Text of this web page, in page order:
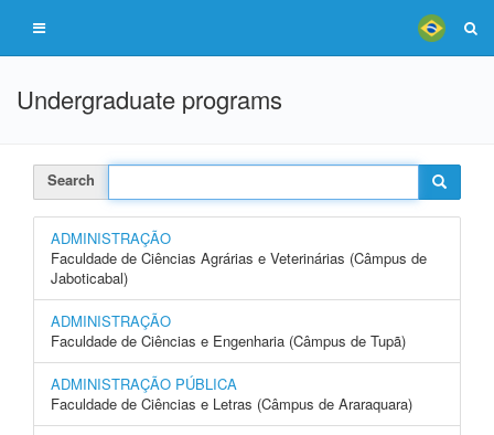
Undergraduate programs
Search
ADMINISTRAÇÃO
Faculdade de Ciências Agrárias e Veterinárias (Câmpus de
Jaboticabal)
ADMINISTRAÇÃO
Faculdade de Ciências e Engenharia (Câmpus de Tupã)
ADMINISTRAÇÃO PÚBLICA
Faculdade de Ciências e Letras (Câmpus de Araraquara)